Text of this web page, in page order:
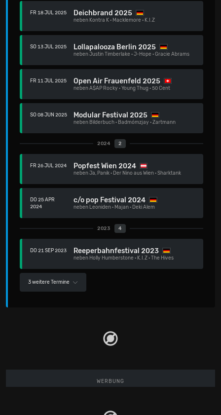
FR 18 JUL 2025 Deichbrand 2025
neben Kontra K· Macklemore · K.I.Z
SO 13 JUL 2025 Lollapalooza Berlin 2025
nebenJustin Timberlake ·J-Hope ·Gracie Abrams
FR 11 JUL 2025 Open Air Frauenfeld 2025
nebenA$AP Rocky ·Young Thug·50 Cent
SO 08 JUN 2025 Modular Festival 2025
neben Bilderbuch· Badmómzjay ·Zartmann
2024 2
FR 26 JUL 2024 Popfest Wien 2024
nebenJa, Panik· Der Nino aus Wien·Sharktank
DO 25 APR
2024
c/o pop Festival 2024
neben Leoniden· Majan· Deki Alem
2023 4
DO 21 SEP 2023 Reeperbahnfestival 2023
neben Holly Humberstone · K.I.Z·The Hives
3 weitere Termine
WERBUNG